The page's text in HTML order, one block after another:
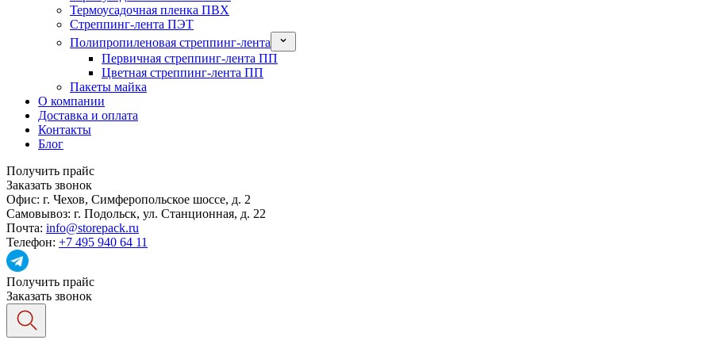
Термоусадочная пленка ПВХ
Стреппинг-лента ПЭТ
Полипропиленовая стреппинг-лента
Первичная стреппинг-лента ПП
Цветная стреппинг-лента ПП
Пакеты майка
О компании
Доставка и оплата
Контакты
Блог
Получить прайс
Заказать звонок
Офис: г. Чехов, Симферопольское шоссе, д. 2
Самовывоз: г. Подольск, ул. Станционная, д. 22
Почта: info@storepack.ru
Телефон: +7 495 940 64 11
Получить прайс
Заказать звонок